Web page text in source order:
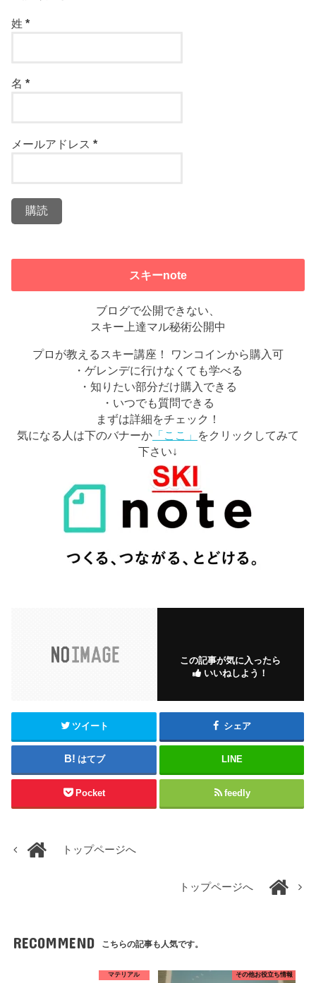
姓*
名*
メールアドレス*
スキーnote
ブログで公開できない、
スキー上達マル秘術公開中
プロが教えるスキー講座！ ワンコインから購入可
・ゲレンデに行けなくても学べる
・知りたい部分だけ購入できる
・いつでも質問できる
まずは詳細をチェック！
気になる人は下のバナーか 「ここ」
をクリックしてみて
下さい↓
この記事が気に入ったら
いいねしよう！
ツイート シェア
はてブ LINE
Pocket feedly
トップページへ
トップページへ
RECOMMEND こちらの記事も人気です。
マテリアル その他お役立ち情報